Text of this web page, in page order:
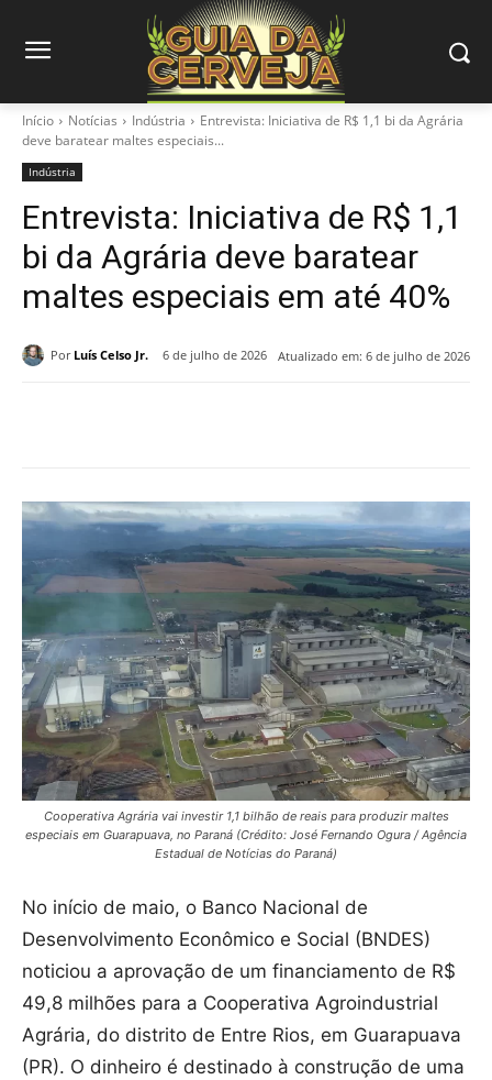
Início Notícias Indústria
Entrevista: Iniciativa de R$ 1,1 bi da Agrária
deve baratear maltes especiais...
Indústria
Entrevista: Iniciativa de R$ 1,1
bi da Agrária deve baratear
maltes especiais em até 40%
Por Luís Celso Jr. 6 de julho de 2026 Atualizado em: 6 de julho de 2026
Cooperativa Agrária vai investir 1,1 bilhão de reais para produzir maltes
especiais em Guarapuava, no Paraná (Crédito: José Fernando Ogura / Agência
Estadual de Notícias do Paraná)
No início de maio, o Banco Nacional de
Desenvolvimento Econômico e Social (BNDES)
noticiou a aprovação de um financiamento de R$
49,8 milhões para a Cooperativa Agroindustrial
Agrária, do distrito de Entre Rios, em Guarapuava
(PR). O dinheiro é destinado à construção de uma